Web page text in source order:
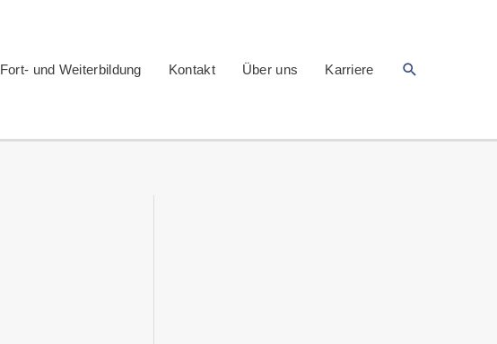
Fort- und Weiterbildung Kontakt Über uns Karriere Suchen